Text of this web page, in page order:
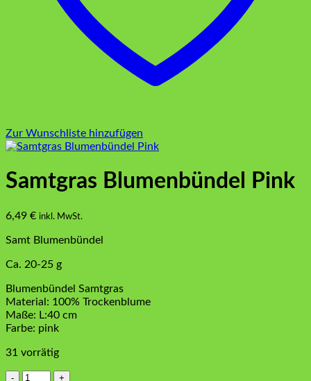
Zur Wunschliste hinzufügen
Samtgras Blumenbündel Pink
6,49 € inkl. MwSt.
Samt Blumenbündel
Ca. 20-25 g
Blumenbündel Samtgras
Material: 100% Trockenblume
Maße: L:40 cm
Farbe: pink
31 vorrätig
Samtgras